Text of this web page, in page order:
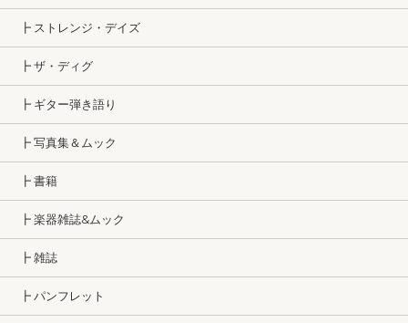
┣ ストレンジ・デイズ
┣ ザ・ディグ
┣ ギター弾き語り
┣ 写真集＆ムック
┣ 書籍
┣ 楽器雑誌&ムック
┣ 雑誌
┣ パンフレット